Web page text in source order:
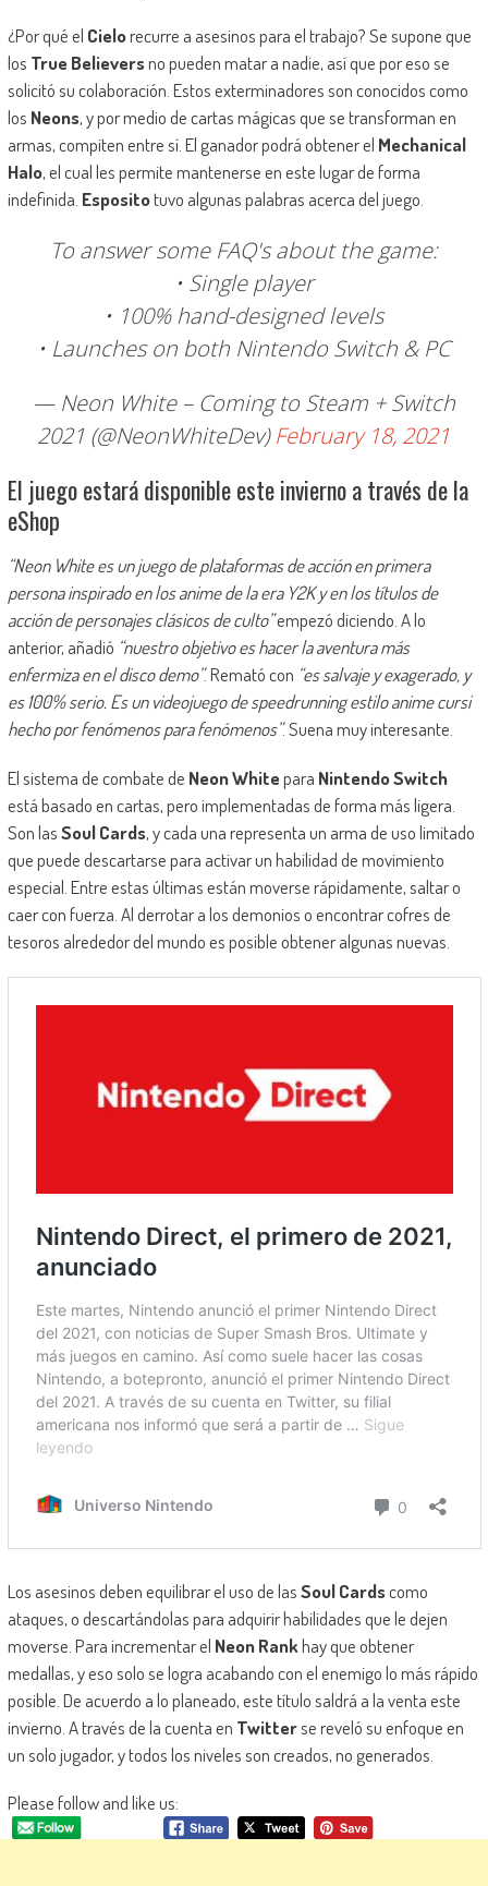
¿Por qué el Cielorecurre a asesinos para el trabajo? Se supone que
los True Believersno pueden matar a nadie, así que por eso se
solicitó su colaboración. Estos exterminadores son conocidos como
los Neons, y por medio de cartas mágicas que se transforman en
armas, compiten entre sí. El ganador podrá obtener el Mechanical
Halo, el cual les permite mantenerse en este lugar de forma
indefinida. Espositotuvo algunas palabras acerca del juego.
To answer some FAQ's about the game:
• Single player
• 100% hand-designed levels
• Launches on both Nintendo Switch & PC
— Neon White – Coming to Steam + Switch
2021 (@NeonWhiteDev)February 18, 2021
El juego estará disponible este invierno a través de la
eShop
“Neon White es un juego de plataformas de acción en primera
persona inspirado en los anime de la era Y2K y en los títulos de
acción de personajes clásicos de culto”empezó diciendo. A lo
anterior, añadió “nuestro objetivo es hacer la aventura más
enfermiza en el disco demo”. Remató con “es salvaje y exagerado, y
es 100% serio. Es un videojuego de speedrunning estilo anime cursi
hecho por fenómenos para fenómenos”. Suena muy interesante.
El sistema de combate de Neon Whitepara Nintendo Switch
está basado en cartas, pero implementadas de forma más ligera.
Son lasSoul Cards, y cada una representa un arma de uso limitado
que puede descartarse para activar un habilidad de movimiento
especial. Entre estas últimas están moverse rápidamente, saltar o
caer con fuerza. Al derrotar a los demonios o encontrar cofres de
tesoros alrededor del mundo es posible obtener algunas nuevas.
Los asesinos deben equilibrar el uso de lasSoul Cardscomo
ataques, o descartándolas para adquirir habilidades que le dejen
moverse. Para incrementar el Neon Rankhay que obtener
medallas, y eso solo se logra acabando con el enemigo lo más rápido
posible. De acuerdo a lo planeado, este título saldrá a la venta este
invierno. A través de la cuenta en Twitterse reveló su enfoque en
un solo jugador, y todos los niveles son creados, no generados.
Please follow and like us: